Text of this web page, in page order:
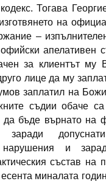
Тогава
на
–
апелативен
за клиентът му
лице да му
заплатил на
съдии обаче
да бъде върнато на
заради
нарушения и
състав на
миналата